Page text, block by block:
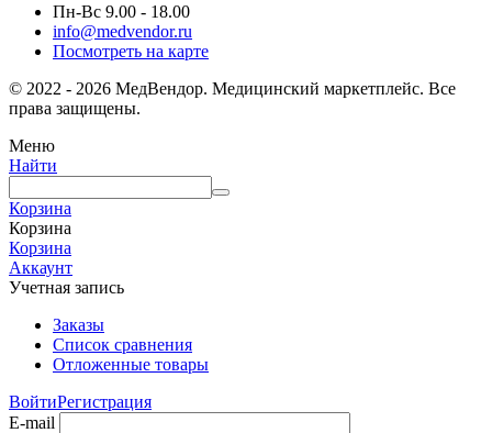
Пн-Вс 9.00 - 18.00
info@medvendor.ru
Посмотреть на карте
© 2022 - 2026 МедВендор. Медицинский маркетплейс. Все
права защищены.
Меню
Найти
Корзина
Корзина
Корзина
Аккаунт
Учетная запись
Заказы
Список сравнения
Отложенные товары
ВойтиРегистрация
E-mail